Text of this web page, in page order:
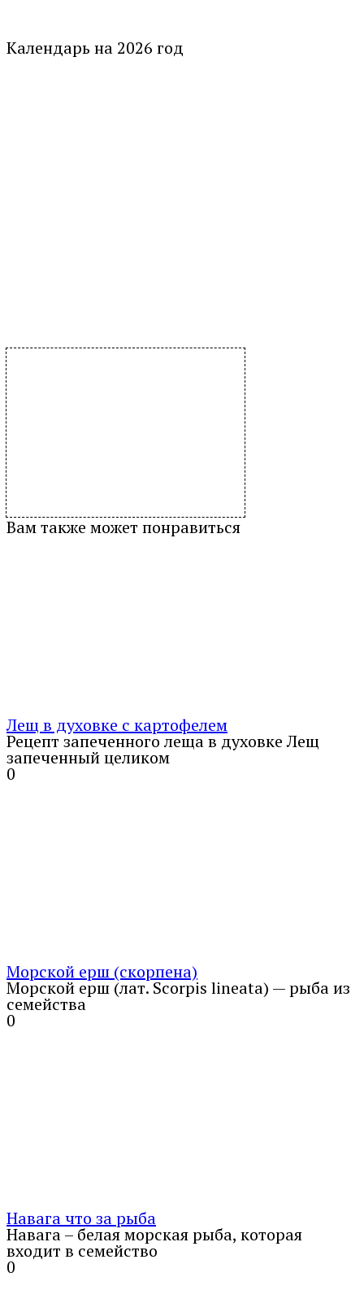
Календарь на 2026 год
Вам также может понравиться
Лещ в духовке с картофелем
Рецепт запеченного леща в духовке Лещ
запеченный целиком
0
Морской ерш (скорпена)
Морской ерш (лат. Scorpis lineata) — рыба из
семейства
0
Навага что за рыба
Навага – белая морская рыба, которая
входит в семейство
0